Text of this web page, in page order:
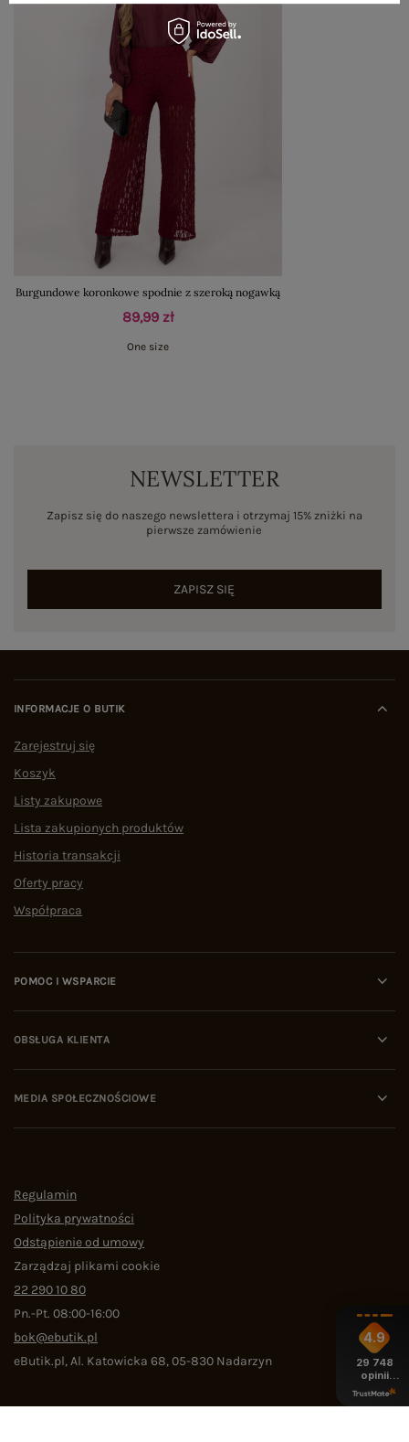
Burgundowe koronkowe spodnie z szeroką nogawką
89,99 zł
One size
NEWSLETTER
Zapisz się do naszego newslettera i otrzymaj 15% zniżki na
pierwsze zamówienie
ZAPISZ SIĘ
INFORMACJE O BUTIK
Zarejestruj się
Koszyk
Listy zakupowe
Lista zakupionych produktów
Historia transakcji
Oferty pracy
Współpraca
POMOC I WSPARCIE
OBSŁUGA KLIENTA
MEDIA SPOŁECZNOŚCIOWE
Regulamin
Polityka prywatności
Odstąpienie od umowy
Zarządzaj plikami cookie
22 290 10 80
Pn.-Pt. 08:00-16:00
bok@ebutik.pl
eButik.pl,Al. Katowicka 68,05-830 Nadarzyn
4.9
29 748
opinii
z całego